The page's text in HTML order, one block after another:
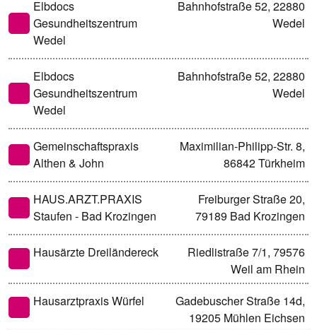
Elbdocs
Gesundheitszentrum
Wedel
Bahnhofstraße 52, 22880
Wedel
Elbdocs
Gesundheitszentrum
Wedel
Bahnhofstraße 52, 22880
Wedel
Gemeinschaftspraxis
Althen & John
Maximilian-Philipp-Str. 8,
86842 Türkheim
HAUS.ARZT.PRAXIS
Staufen - Bad Krozingen
Freiburger Straße 20,
79189 Bad Krozingen
Hausärzte Dreiländereck
Riedlistraße 7/1, 79576
Weil am Rhein
Hausarztpraxis Würfel
Gadebuscher Straße 14d,
19205 Mühlen Eichsen